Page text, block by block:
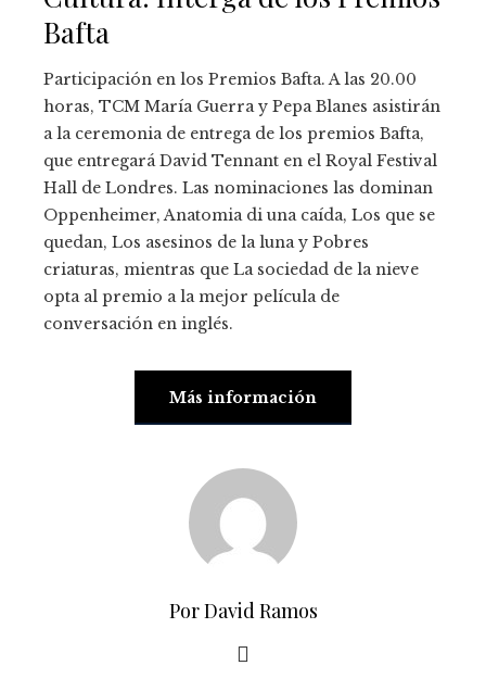
Bafta
Participación en los Premios Bafta. A las 20.00
horas, TCM María Guerra y Pepa Blanes asistirán
a la ceremonia de entrega de los premios Bafta,
que entregará David Tennant en el Royal Festival
Hall de Londres. Las nominaciones las dominan
Oppenheimer, Anatomia di una caída, Los que se
quedan, Los asesinos de la luna y Pobres
criaturas, mientras que La sociedad de la nieve
opta al premio a la mejor película de
conversación en inglés.
Más información
Por David Ramos